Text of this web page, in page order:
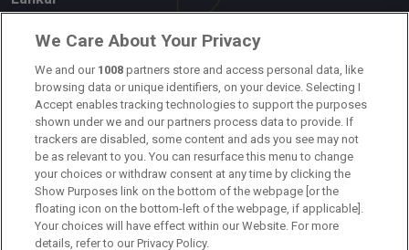
Om oss
Kontakta oss
Kundtjänst
Sponsor: Rekatochklart
Annonsera på Fotbolldirekt
Redaktionell policy
We Care About Your Privacy
We and our 1008 partners store and access personal data, like
browsing data or unique identifiers, on your device. Selecting I
Accept enables tracking technologies to support the purposes
shown under we and our partners process data to provide. If
trackers are disabled, some content and ads you see may not
be as relevant to you. You can resurface this menu to change
your choices or withdraw consent at any time by clicking the
Show Purposes link on the bottom of the webpage [or the
floating icon on the bottom-left of the webpage, if applicable].
Your choices will have effect within our Website. For more
details, refer to our Privacy Policy.